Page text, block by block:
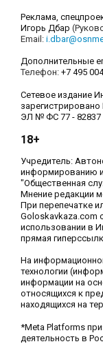
Реклама,
Игорь Дбар
Email:
Дополнительные
Телефон: +7 495
Сетевое издание
ЭЛ № ФС 77 - 82837
18+
Учредитель:
информированию
"Общественная
Мнение редакции
При перепечатке
Goloskavkaza.com
использовании в
прямая
На
технологии
информации на
относящихся к
находящихся на
*Meta Platforms
деятельность в